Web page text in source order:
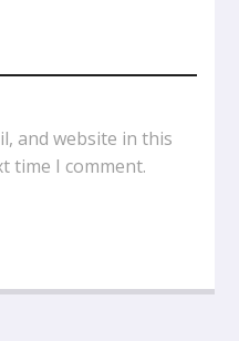
and website in this
time I comment.